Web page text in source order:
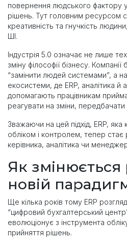
повернення людського фактору
рішень. Тут головним ресурсом
креативність та гнучкість
ШІ.
Індустрія 5.0 означає не лише
зміну філософії бізнесу.
“замінити людей системами”, а
екосистеми, де ERP, аналітика й
допомагають працівникам
реагувати на зміни, передбачати
Зважаючи на цей підхід, ERP,
обліком і контролем, тепер
керівника, аналітика чи
Як змінюється
новій
Ще кілька років тому ERP
“цифровий бухгалтерський
еволюціонує з інструмента
прийняття рішень.